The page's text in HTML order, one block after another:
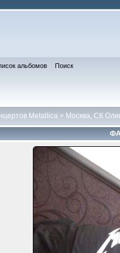
альбомов Поиск
Metallica > Москва, СК